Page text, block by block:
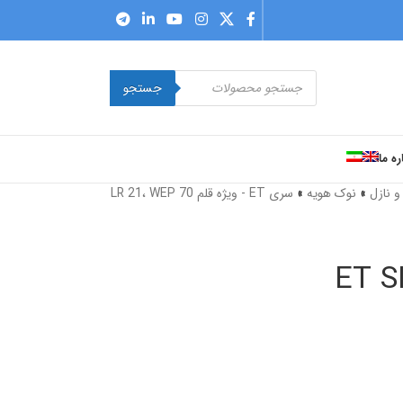
جستجو
ما
نازل » نوک هویه» سری ET - ویژه قلم LR 21، WEP 70